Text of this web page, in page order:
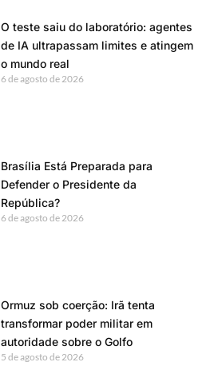
O teste saiu do laboratório: agentes
de IA ultrapassam limites e atingem
o mundo real
6 de agosto de 2026
Brasília Está Preparada para
Defender o Presidente da
República?
6 de agosto de 2026
Ormuz sob coerção: Irã tenta
transformar poder militar em
autoridade sobre o Golfo
5 de agosto de 2026